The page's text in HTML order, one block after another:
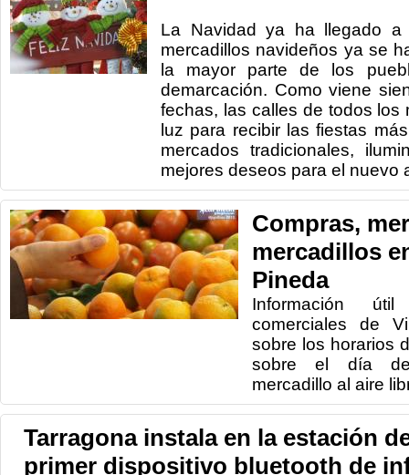
La Navidad ya ha llegado a
mercadillos navideños ya se
la mayor parte de los
demarcación. Como viene
fechas, las calles de todos los
luz para recibir las fiestas
mercados tradicionales,
mejores deseos para el nuevo
Compras,
mercadillos
Pineda
Información
útil
comerciales
de
sobre los horarios
sobre el día
mercadillo al aire
Tarragona instala en la estación
primer dispositivo bluetooth de